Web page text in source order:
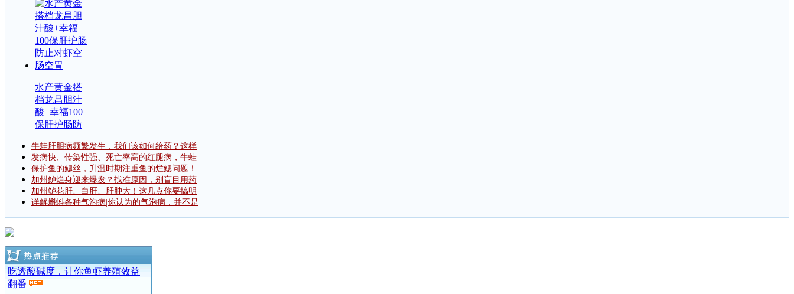
水产黄金搭
档龙昌胆汁
酸+幸福100
保肝护肠防
牛蛙肝胆病频繁发生，我们该如何给药？这样
发病快、传染性强、死亡率高的红腿病，牛蛙
保护鱼的鳃丝，升温时期注重鱼的烂鳃问题！
加州鲈烂身迎来爆发？找准原因，别盲目用药
加州鲈花肝、白肝、肝肿大！这几点你要搞明
详解蝌蚪各种气泡病|你认为的气泡病，并不是
吃透酸碱度，让你鱼虾养殖效益
翻番